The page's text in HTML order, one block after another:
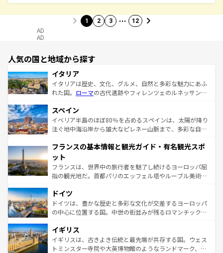
1 2 3 … 12
AD
AD
人気の国と地域から探す
イタリア
イタリアは歴史、文化、グルメ、自然と多彩な魅力にあふ
れた国。 ローマの古代遺跡やフィレンツェのルネッサンス
ろん、トスカーナの美しい田園風景やアマルフィ海岸の絶
景など、自然景観も見逃せない。観光の合間には、本場の
ピザやパスタなど、絶品のイタリア料理を堪能することも
ませてくれるイタリアで、忘れられない旅をしてみよう！
なお、新着のイタリア情報は
しい。
スペイン
イベリア半島のほぼ80％を占めるスペインは、太陽が降り
注ぐ地中海沿岸から雄大なピレネー山脈まで、多彩な自然
文化が根付くこの国では、情熱的なフラメンコ、熱気あふ
れる闘牛、そして美味しいタパスが生活の一部となってい
る。首都マドリードの洗練された雰囲気や、バルセロナの
アートに溢れた街角から、地方では古代ローマ遺跡や中世
せる。地方によって風土や気候が異なるスペインはその個
性で訪れる人を魅了する。 なお、新着のスペイン情報は コ
ンテンツ一覧を参照してほしい。
フランスの基本情報と観光ガイド・有名観光スポ
ット
フランスは、世界中の旅行者を魅了し続けるヨーロッパ屈
指の観光地だ。首都パリのエッフェル塔やルーブル美術館
で、幅広い魅力が詰まっている。華麗な宮殿、歴史的な大
聖堂、美しいビーチ、そして豊かな自然が、訪れる者を心
から魅了する。また、フランスは美食の国としても知ら
いる。シャンパンの発祥地であるランス、プロヴァンスの
香り高いラベンダー畑など、多彩な楽しみ方が可能だ。さ
らに、パリ以外の地域にも魅力が溢れており、どの街角に
ドイツ
ドイツは、豊かな歴史と多彩な文化が交差するヨーロッパ
の中心に位置する国。中世の街並みが残るロマンチック街
顔を持つこの国は、どこを歩いても飽きることがない。ベ
ルリンの文化的活気、バイエルン州のアルプスの絶景、そ
してライン川沿いのワイン畑といった風景は必見。ビール
イギリス
イギリスは、古きよき伝統と最先端が共存する国。ウェス
トミンスター寺院や大英博物館のようなランドマーク、歴